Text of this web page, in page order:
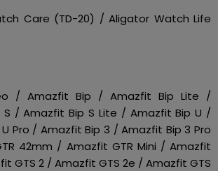
Care (TD-20) / Aligator Watch Life
/ Amazfit Bip / Amazfit Bip Lite /
S / Amazfit Bip S Lite / Amazfit Bip U /
Pro / Amazfit Bip 3 / Amazfit Bip 3 Pro
42mm / Amazfit GTR Mini / Amazfit
GTS 2 / Amazfit GTS 2e / Amazfit GTS